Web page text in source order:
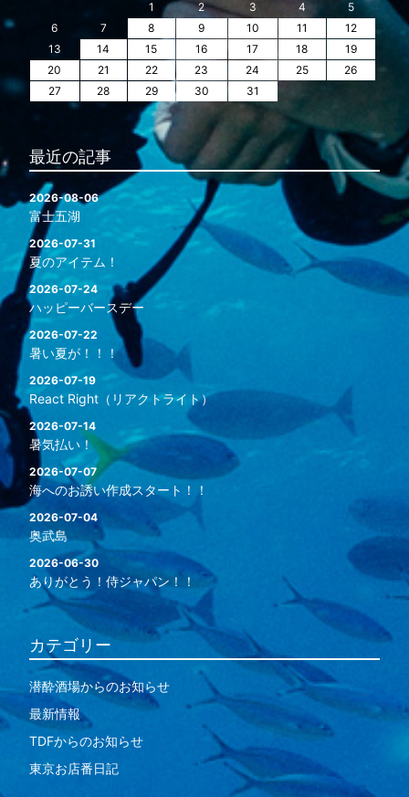
1 2 3 4
5
6
7 8 9 10 11
12
13
14 15 16 17 18
19
20
21 22 23 24 25
26
27
28 29 30 31
最近の記事
2026-08-06
富士五湖
2026-07-31
夏のアイテム！
2026-07-24
ハッピーバースデー
2026-07-22
暑い夏が！！！
2026-07-19
React Right（リアクトライト）
2026-07-14
暑気払い！
2026-07-07
海へのお誘い作成スタート！！
2026-07-04
奥武島
2026-06-30
ありがとう！侍ジャパン！！
カテゴリー
潜酔酒場からのお知らせ
最新情報
TDFからのお知らせ
東京お店番日記